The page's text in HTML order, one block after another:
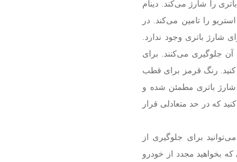
را شارژ می‌کند. دینام
را تامین می‌کند. در
شارژ باتری وجود ندارد.
آن جلوگیری می‌کنند. برای
کنید. رنگ قرمز برای قطب
باتری مطمئن شده و
که در حد متعادلی قرار
برای جلوگیری از
بخواهید مجدد از خودرو